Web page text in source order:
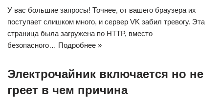
У вас большие запросы! Точнее, от вашего браузера их
поступает слишком много, и сервер VK забил тревогу. Эта
страница была загружена по HTTP, вместо
безопасного… Подробнее »
Электрочайник включается но не
греет в чем причина